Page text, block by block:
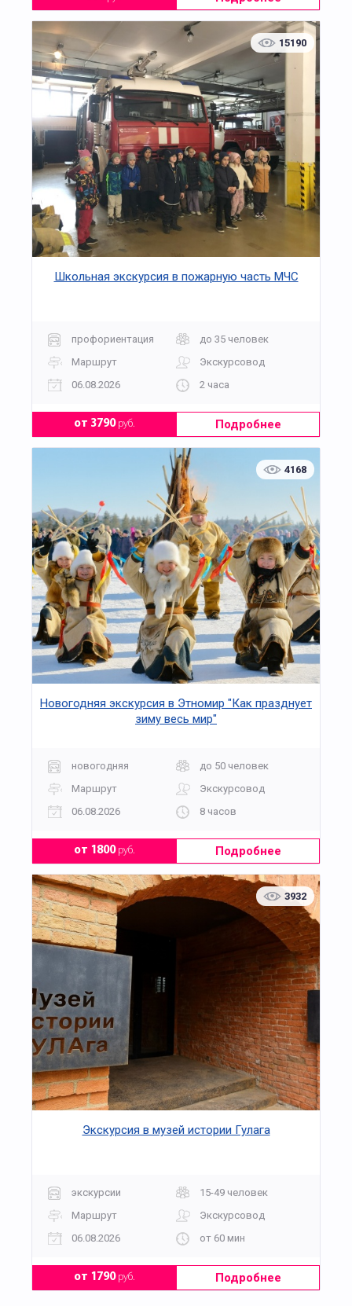
15190
Школьная экскурсия в пожарную часть МЧС
профориентация
до 35 человек
Маршрут
Экскурсовод
06.08.2026
2 часа
от 3790руб. Подробнее
4168
Новогодняя экскурсия в Этномир "Как празднует
зиму весь мир"
новогодняя
до 50 человек
Маршрут
Экскурсовод
06.08.2026
8 часов
от 1800руб. Подробнее
3932
Экскурсия в музей истории Гулага
экскурсии
15-49 человек
Маршрут
Экскурсовод
06.08.2026
от 60 мин
от 1790руб. Подробнее